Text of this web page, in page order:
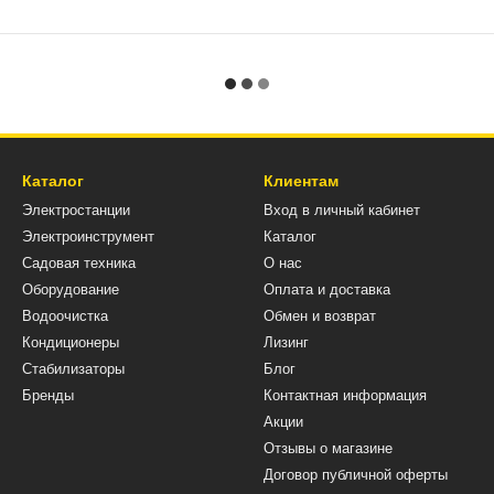
Каталог
Электростанции
Электроинструмент
Садовая техника
Оборудование
Водоочистка
Кондиционеры
Стабилизаторы
Бренды
Клиентам
Вход в личный кабинет
Каталог
О нас
Оплата и доставка
Обмен и возврат
Лизинг
Блог
Контактная информация
Акции
Отзывы о магазине
Договор публичной оферты